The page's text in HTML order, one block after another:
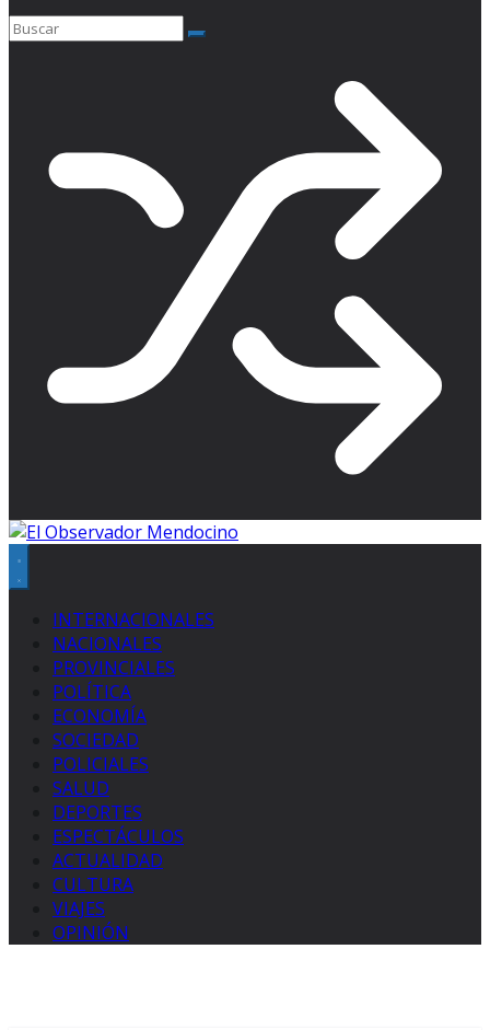
INTERNACIONALES
NACIONALES
PROVINCIALES
POLÍTICA
ECONOMÍA
SOCIEDAD
POLICIALES
SALUD
DEPORTES
ESPECTÁCULOS
ACTUALIDAD
CULTURA
VIAJES
OPINIÓN